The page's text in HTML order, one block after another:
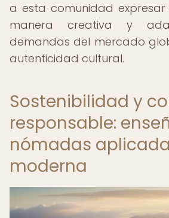
a esta comunidad
manera creativa y
demandas del mercado
autenticidad cultural.
Sostenibilidad y
responsable:
nómadas
moderna